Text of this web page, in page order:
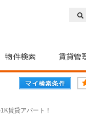
物件検索 賃貸管
賃貸アパート！